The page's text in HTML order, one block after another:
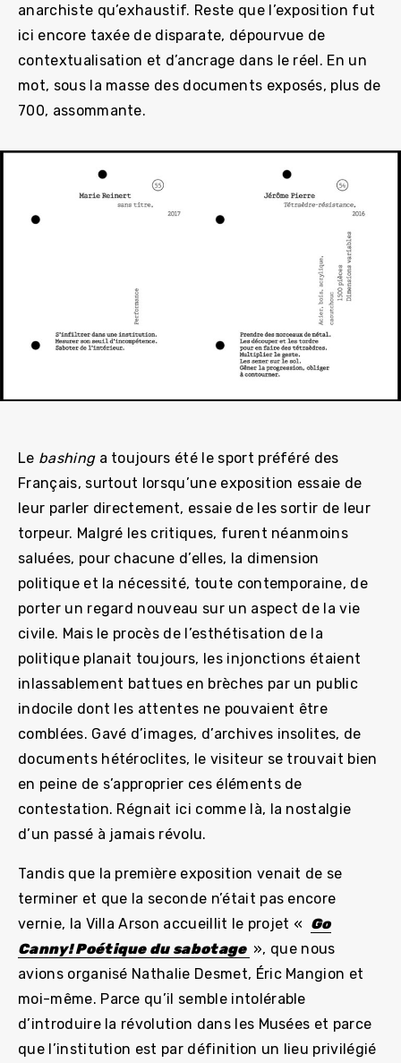
anarchiste qu’exhaustif. Reste que l’exposition fut
ici encore taxée de disparate, dépourvue de
contextualisation et d’ancrage dans le réel. En un
mot, sous la masse des documents exposés, plus de
700, assommante.
Le bashinga toujours été le sport préféré des
Français, surtout lorsqu’une exposition essaie de
leur parler directement, essaie de les sortir de leur
torpeur. Malgré les critiques, furent néanmoins
saluées, pour chacune d’elles, la dimension
politique et la nécessité, toute contemporaine, de
porter un regard nouveau sur un aspect de la vie
civile. Mais le procès de l’esthétisation de la
politique planait toujours, les injonctions étaient
inlassablement battues en brèches par un public
indocile dont les attentes ne pouvaient être
comblées. Gavé d’images, d’archives insolites, de
documents hétéroclites, le visiteur se trouvait bien
en peine de s’approprier ces éléments de
contestation. Régnait ici comme là, la nostalgie
d’un passé à jamais révolu.
Tandis que la première exposition venait de se
terminer et que la seconde n’était pas encore
vernie, la Villa Arson accueillit le projet « Go
Canny! Poétique du sabotage », que nous
avions organisé Nathalie Desmet, Éric Mangion et
moi-même. Parce qu’il semble intolérable
d’introduire la révolution dans les Musées et parce
que l’institution est par définition un lieu privilégié